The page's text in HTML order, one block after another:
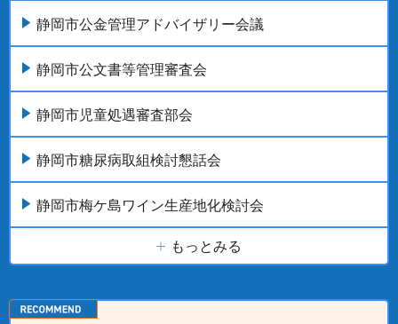
静岡市公金管理アドバイザリー会議
静岡市公文書等管理審査会
静岡市児童処遇審査部会
静岡市糖尿病取組検討懇話会
静岡市梅ケ島ワイン生産地化検討会
もっとみる